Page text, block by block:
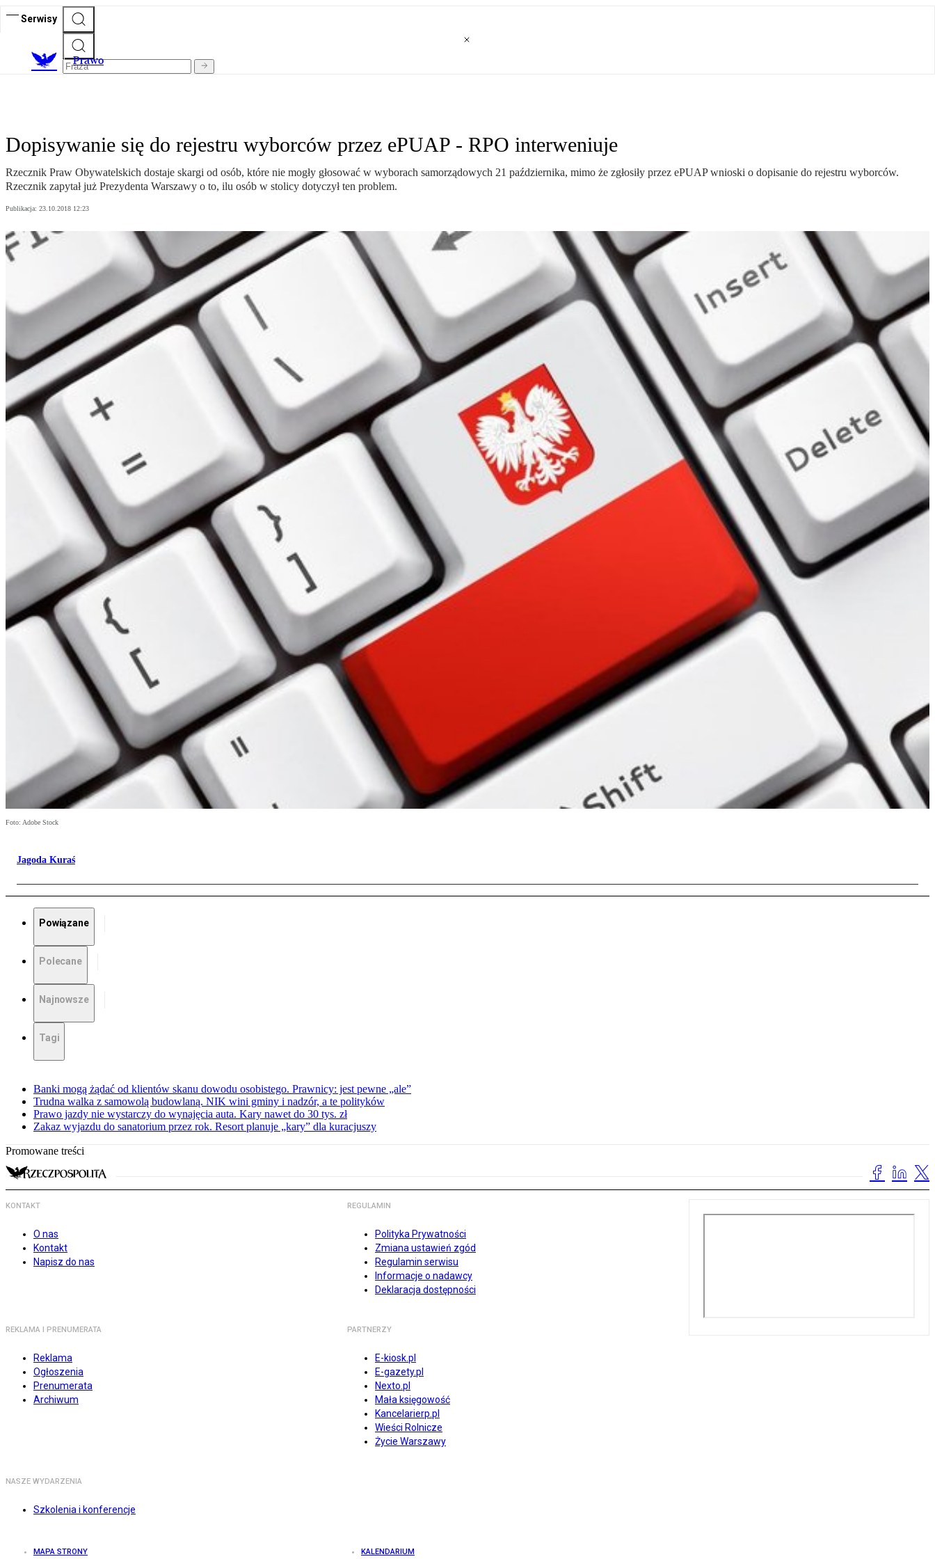
Serwisy
Prawo
Dopisywanie się do rejestru wyborców przez ePUAP - RPO interweniuje
Rzecznik Praw Obywatelskich dostaje skargi od osób, które nie mogły głosować w wyborach samorządowych 21 października, mimo że zgłosiły przez ePUAP wnioski o dopisanie do rejestru wyborców.
Rzecznik zapytał już Prezydenta Warszawy o to, ilu osób w stolicy dotyczył ten problem.
Publikacja: 23.10.2018 12:23
Foto: Adobe Stock
Jagoda Kuraś
Powiązane
Polecane
Najnowsze
Tagi
Banki mogą żądać od klientów skanu dowodu osobistego. Prawnicy: jest pewne „ale”
Trudna walka z samowolą budowlaną. NIK wini gminy i nadzór, a te polityków
Prawo jazdy nie wystarczy do wynajęcia auta. Kary nawet do 30 tys. zł
Zakaz wyjazdu do sanatorium przez rok. Resort planuje „kary” dla kuracjuszy
Promowane treści
KONTAKT
O nas
Kontakt
Napisz do nas
REGULAMIN
Polityka Prywatności
Zmiana ustawień zgód
Regulamin serwisu
Informacje o nadawcy
Deklaracja dostępności
REKLAMA I PRENUMERATA
Reklama
Ogłoszenia
Prenumerata
Archiwum
PARTNERZY
E-kiosk.pl
E-gazety.pl
Nexto.pl
Mała księgowość
Kancelarierp.pl
Wieści Rolnicze
Życie Warszawy
NASZE WYDARZENIA
Szkolenia i konferencje
MAPA STRONY KALENDARIUM